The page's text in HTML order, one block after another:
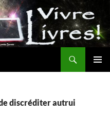
discréditer autrui